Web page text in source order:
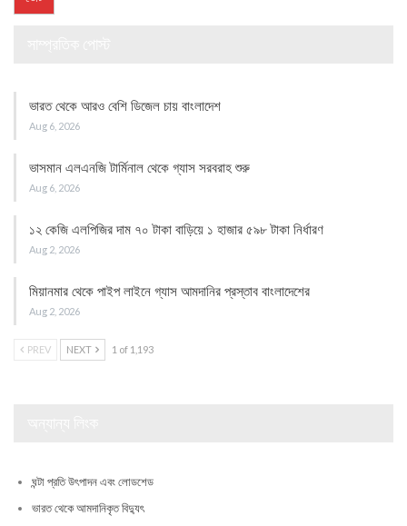
ভারত থেকে আরও বেশি ডিজেল চায় বাংলাদেশ
Aug 6, 2026
ভাসমান এলএনজি টার্মিনাল থেকে গ্যাস সরবরাহ শুরু
Aug 6, 2026
১২ কেজি এলপিজির দাম ৭০ টাকা বাড়িয়ে ১ হাজার ৫৯৮ টাকা নির্ধারণ
Aug 2, 2026
মিয়ানমার থেকে পাইপ লাইনে গ্যাস আমদানির প্রস্তাব বাংলাদেশের
Aug 2, 2026
PREV NEXT 1 of 1,193
ঘন্টা প্রতি উৎপাদন এবং লোডশেড
ভারত থেকে আমদানিকৃত বিদ্যুৎ